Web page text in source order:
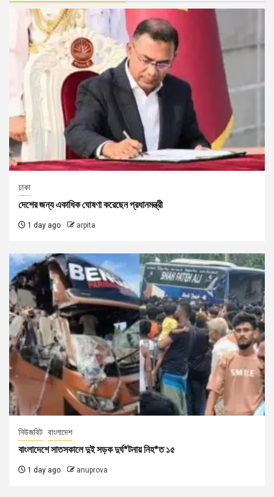
ঢাকা
দেশের জন্য একাধিক ঘোষণা করেছেন প্রধানমন্ত্রী
1 day ago arpita
নিউজবিট বাংলাদেশ
বাংলাদেশে সাতসকালে দুই সড়ক দুর্ঘ*টনায় নিহ*ত ১৫
1 day ago anuprova